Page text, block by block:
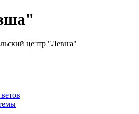
центр "Левша"